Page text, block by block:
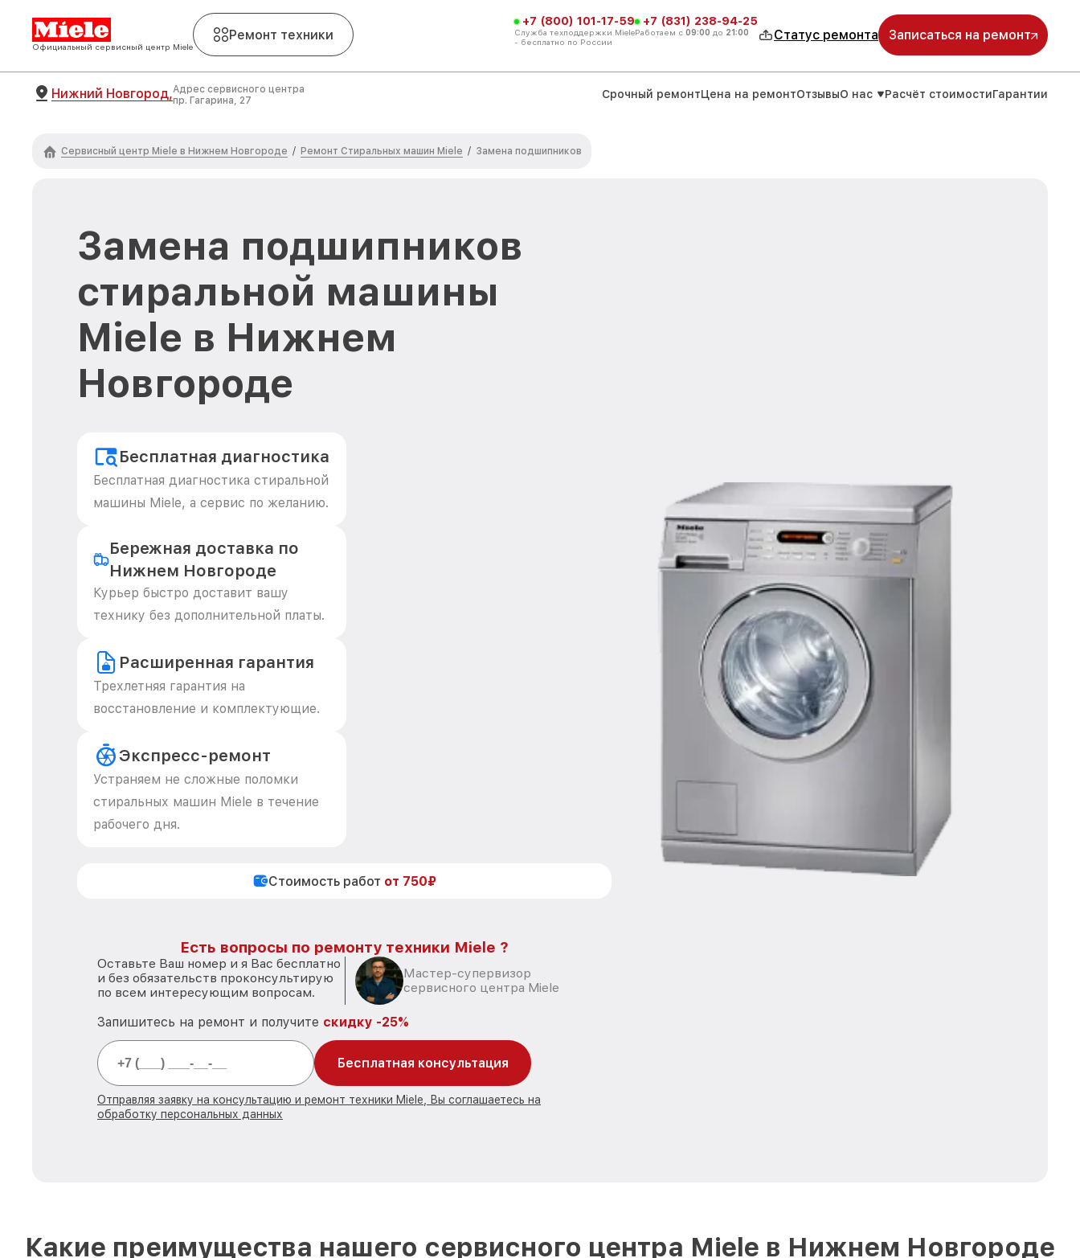
Официальный сервисный центр Miele
Ремонт техники
+7 (800) 101-17-59
Служба техподдержки Miele
- бесплатно по России
+7 (831) 238-94-25
Работаем с 09:00 до 21:00 Статус ремонта Записаться на ремонт
Нижний Новгород,Адрес сервисного центра
пр. Гагарина, 27
Срочный ремонтЦена на ремонтОтзывыО нас Расчёт стоимостиГарантии
Сервисный центр Miele в Нижнем Новгороде / Ремонт Стиральных машин Miele / Замена подшипников
Замена подшипников
стиральной машины
Miele в Нижнем
Новгороде
Бесплатная диагностика
Бесплатная диагностика стиральной
машины Miele, а сервис по желанию.
Бережная доставка по
Нижнем Новгороде
Курьер быстро доставит вашу
технику без дополнительной платы.
Расширенная гарантия
Трехлетняя гарантия на
восстановление и комплектующие.
Экспресс-ремонт
Устраняем не сложные поломки
стиральных машин Miele в течение
рабочего дня.
Стоимость работ от 750₽
Есть вопросы по ремонту техники Miele ?
Оставьте Ваш номер и я Вас бесплатно
и без обязательств проконсультирую
по всем интересующим вопросам.
Мастер-супервизор
сервисного центра Miele
Запишитесь на ремонт и получите скидку -25%
Бесплатная консультация
Отправляя заявку на консультацию и ремонт техники Miele, Вы соглашаетесь на
обработку персональных данных
Какие преимущества нашего сервисного центра Miele в Нижнем Новгороде